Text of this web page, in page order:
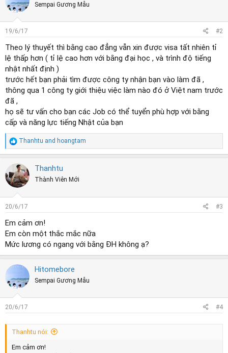
Sempai Gương Mẫu
19/6/17 #2
Theo lý thuyết thì bằng cao đẳng vẫn xin được visa tất nhiên tỉ
lệ thấp hơn ( tỉ lệ cao hơn với bằng đại học , và trình độ tiếng
nhật nhất định )
trước hết bạn phải tìm được công ty nhận bạn vào làm đã ,
thông qua 1 công ty giới thiệu việc làm nào đó ở Việt nam trước
đã ,
họ sẽ tư vấn cho bạn các Job có thể tuyển phù hợp với bằng
cấp và năng lực tiếng Nhật của bạn
R
e
a
c
t
i
o
n
s
Thanhtu and hoangtam
Thanhtu
Thành Viên Mới
20/6/17 #3
Em cảm ơn!
Em còn một thắc mắc nữa
Mức lương có ngang với bằng ĐH không ạ?
Hitomebore
Sempai Gương Mẫu
20/6/17 #4
Thanhtu nói:
Em cảm ơn!